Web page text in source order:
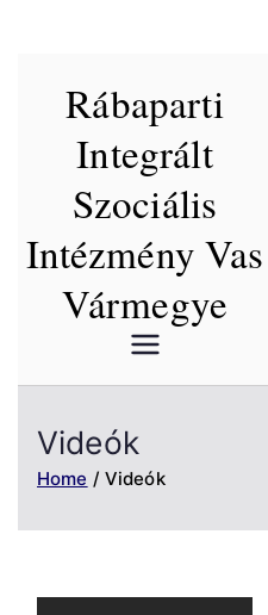
Rábaparti
Integrált
Szociális
Intézmény Vas
Vármegye
Videók
Home Videók